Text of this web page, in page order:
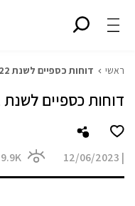
ראשי דוחות כספיים לשנת 2022
דוחות כספיים לשנת 2022
|
12/06/2023
9.9K